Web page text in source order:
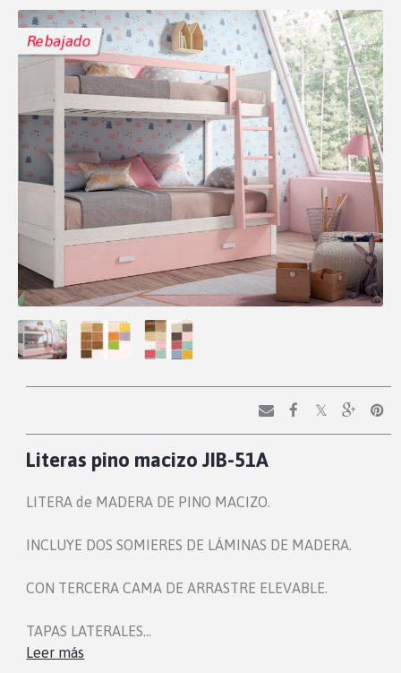
Rebajado
Literas pino macizo JIB-51A
LITERA de MADERA DE PINO MACIZO.
INCLUYE DOS SOMIERES DE LÁMINAS DE MADERA.
CON TERCERA CAMA DE ARRASTRE ELEVABLE.
TAPAS LATERALES…
Leer más